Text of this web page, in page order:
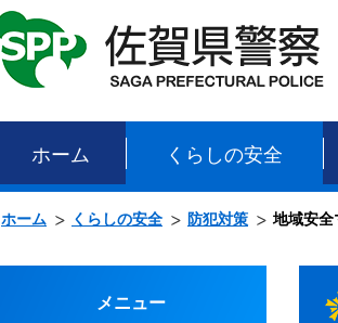
ホーム くらしの安全
ホーム くらしの安全 防犯対策 地域安
メニュー